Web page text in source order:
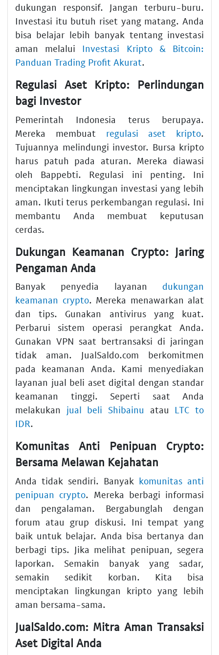
dukungan responsif. Jangan terburu-buru.
Investasi itu butuh riset yang matang. Anda
bisa belajar lebih banyak tentang investasi
aman melalui Investasi Kripto & Bitcoin:
Panduan Trading Profit Akurat.
Regulasi Aset Kripto: Perlindungan
bagi Investor
Pemerintah Indonesia terus berupaya.
Mereka membuat regulasi aset kripto.
Tujuannya melindungi investor. Bursa kripto
harus patuh pada aturan. Mereka diawasi
oleh Bappebti. Regulasi ini penting. Ini
menciptakan lingkungan investasi yang lebih
aman. Ikuti terus perkembangan regulasi. Ini
membantu Anda membuat keputusan
cerdas.
Dukungan Keamanan Crypto: Jaring
Pengaman Anda
Banyak penyedia layanan dukungan
keamanan crypto. Mereka menawarkan alat
dan tips. Gunakan antivirus yang kuat.
Perbarui sistem operasi perangkat Anda.
Gunakan VPN saat bertransaksi di jaringan
tidak aman. JualSaldo.com berkomitmen
pada keamanan Anda. Kami menyediakan
layanan jual beli aset digital dengan standar
keamanan tinggi. Seperti saat Anda
melakukan jual beli Shibainu atau LTC to
IDR.
Komunitas Anti Penipuan Crypto:
Bersama Melawan Kejahatan
Anda tidak sendiri. Banyak komunitas anti
penipuan crypto. Mereka berbagi informasi
dan pengalaman. Bergabunglah dengan
forum atau grup diskusi. Ini tempat yang
baik untuk belajar. Anda bisa bertanya dan
berbagi tips. Jika melihat penipuan, segera
laporkan. Semakin banyak yang sadar,
semakin sedikit korban. Kita bisa
menciptakan lingkungan kripto yang lebih
aman bersama-sama.
JualSaldo.com: Mitra Aman Transaksi
Aset Digital Anda